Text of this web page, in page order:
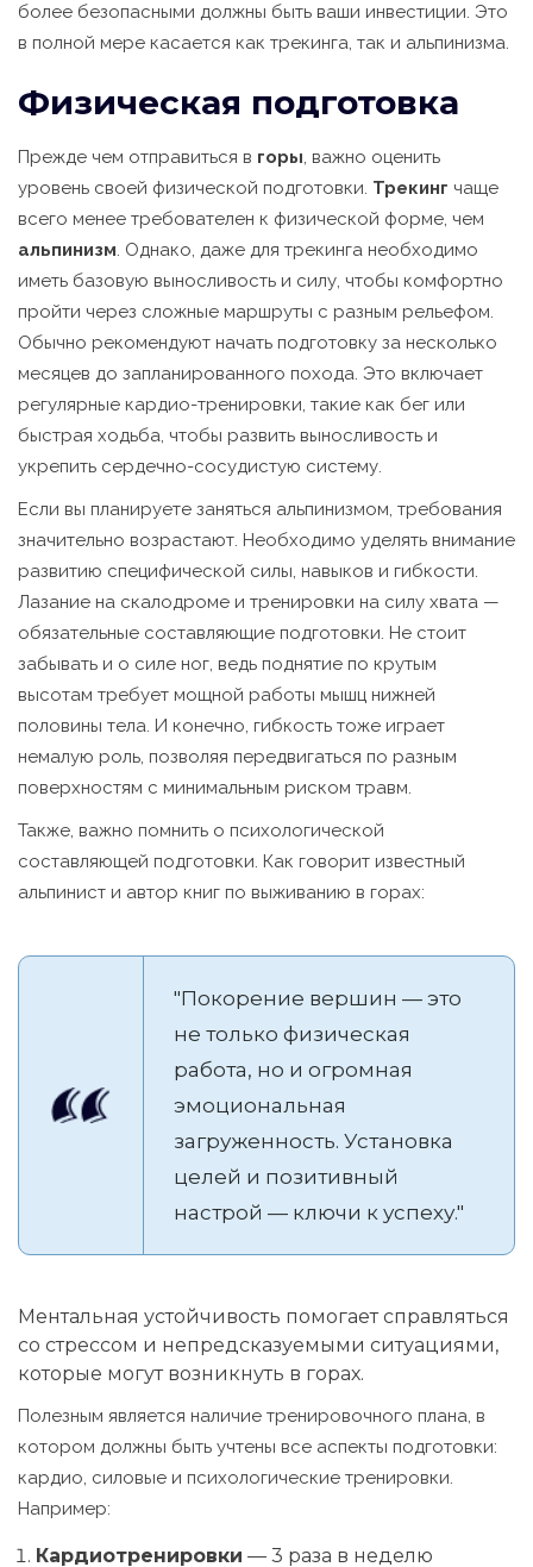
более безопасными должны быть ваши инвестиции. Это
в полной мере касается как трекинга, так и альпинизма.
Физическая подготовка
Прежде чем отправиться в горы, важно оценить
уровень своей физической подготовки. Трекинг чаще
всего менее требователен к физической форме, чем
альпинизм. Однако, даже для трекинга необходимо
иметь базовую выносливость и силу, чтобы комфортно
пройти через сложные маршруты с разным рельефом.
Обычно рекомендуют начать подготовку за несколько
месяцев до запланированного похода. Это включает
регулярные кардио-тренировки, такие как бег или
быстрая ходьба, чтобы развить выносливость и
укрепить сердечно-сосудистую систему.
Если вы планируете заняться альпинизмом, требования
значительно возрастают. Необходимо уделять внимание
развитию специфической силы, навыков и гибкости.
Лазание на скалодроме и тренировки на силу хвата —
обязательные составляющие подготовки. Не стоит
забывать и о силе ног, ведь поднятие по крутым
высотам требует мощной работы мышц нижней
половины тела. И конечно, гибкость тоже играет
немалую роль, позволяя передвигаться по разным
поверхностям с минимальным риском травм.
Также, важно помнить о психологической
составляющей подготовки. Как говорит известный
альпинист и автор книг по выживанию в горах:
"Покорение вершин — это
не только физическая
работа, но и огромная
эмоциональная
загруженность. Установка
целей и позитивный
настрой — ключи к успеху."
Ментальная устойчивость помогает справляться
со стрессом и непредсказуемыми ситуациями,
которые могут возникнуть в горах.
Полезным является наличие тренировочного плана, в
котором должны быть учтены все аспекты подготовки:
кардио, силовые и психологические тренировки.
Например:
Кардиотренировки — 3 раза в неделю